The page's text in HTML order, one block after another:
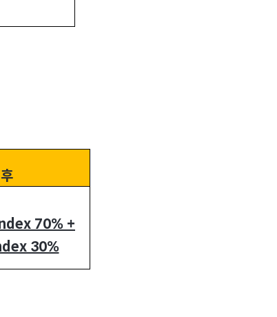
70% +
30%